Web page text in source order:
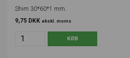
Shim 30*60*1 mm.
9,75 DKK ekskl. moms